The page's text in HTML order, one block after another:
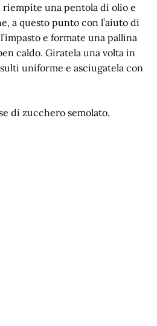
una pentola di olio e
a questo punto con l’aiuto di
e formate una pallina
caldo. Giratela una volta in
uniforme e asciugatela con
di zucchero semolato.